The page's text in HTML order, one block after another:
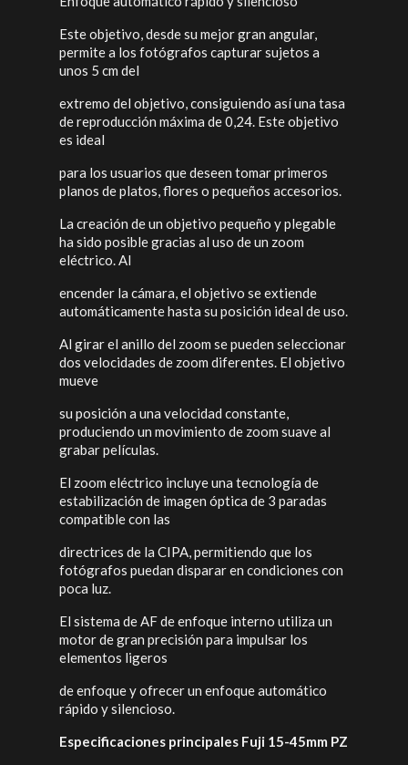
Este objetivo, desde su mejor gran angular,
permite a los fotógrafos capturar sujetos a
unos 5 cm del
extremo del objetivo, consiguiendo así una tasa
de reproducción máxima de 0,24. Este objetivo
es ideal
para los usuarios que deseen tomar primeros
planos de platos, flores o pequeños accesorios.
La creación de un objetivo pequeño y plegable
ha sido posible gracias al uso de un zoom
eléctrico. Al
encender la cámara, el objetivo se extiende
automáticamente hasta su posición ideal de uso.
Al girar el anillo del zoom se pueden seleccionar
dos velocidades de zoom diferentes. El objetivo
mueve
su posición a una velocidad constante,
produciendo un movimiento de zoom suave al
grabar películas.
El zoom eléctrico incluye una tecnología de
estabilización de imagen óptica de 3 paradas
compatible con las
directrices de la CIPA, permitiendo que los
fotógrafos puedan disparar en condiciones con
poca luz.
El sistema de AF de enfoque interno utiliza un
motor de gran precisión para impulsar los
elementos ligeros
de enfoque y ofrecer un enfoque automático
rápido y silencioso.
Especificaciones principales Fuji 15-45mm PZ